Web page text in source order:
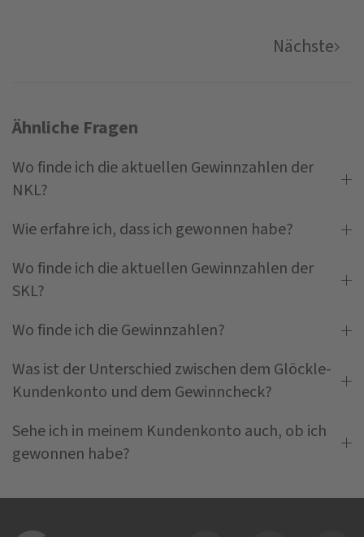
Nächste
Ähnliche Fragen
Wo finde ich die aktuellen Gewinnzahlen der
NKL?
Wie erfahre ich, dass ich gewonnen habe?
Wo finde ich die aktuellen Gewinnzahlen der
SKL?
Wo finde ich die Gewinnzahlen?
Was ist der Unterschied zwischen dem Glöckle-
Kundenkonto und dem Gewinncheck?
Sehe ich in meinem Kundenkonto auch, ob ich
gewonnen habe?